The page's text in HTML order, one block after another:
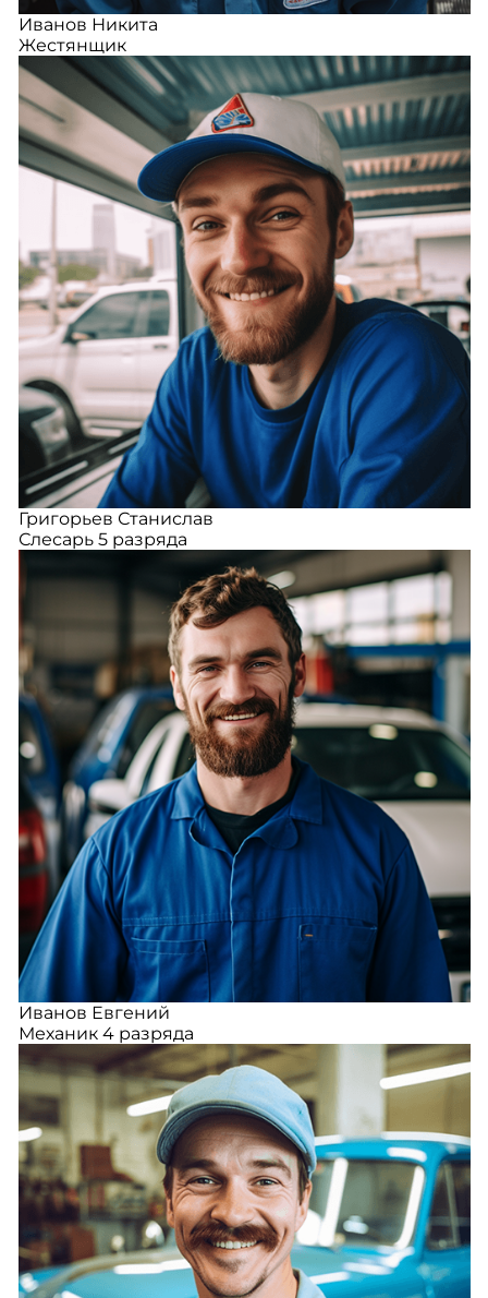
Иванов Никита
Жестянщик
Григорьев Станислав
Слесарь 5 разряда
Иванов Евгений
Механик 4 разряда